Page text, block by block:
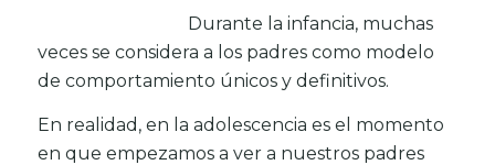
Durante la infancia, muchas
veces se considera a los padres como modelo
de comportamiento únicos y definitivos.
En realidad, en la adolescencia es el momento
en que empezamos a ver a nuestros padres